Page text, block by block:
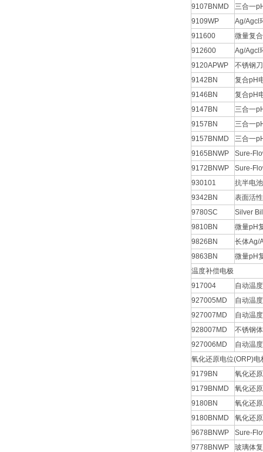
9107BNMD
三合一
9109WP
Ag/Agcl
911600
微量复
912600
Ag/Agcl
9120APWP
不锈钢
9142BN
复合pH
9146BN
复合pH
9147BN
三合一
9157BN
三合一
9157BNMD
三合一
9165BNWP
Sure-
9172BNWP
Sure-
930101
抗半电
9342BN
表面活
9780SC
Silver
9810BN
微量pH
9826BN
长体Ag/
9863BN
微量pH
温度补偿电极
917004
自动温
927005MD
自动温
927007MD
自动温
928007MD
不锈钢
927006MD
自动温
氧化还原电位(ORP)电
9179BN
氧化还
9179BNMD
氧化还
9180BN
氧化还
9180BNMD
氧化还
9678BNWP
Sure-
9778BNWP
玻璃体